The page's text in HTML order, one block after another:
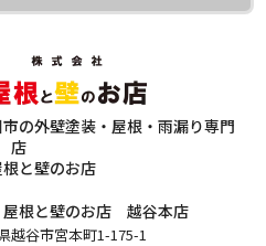
の外壁塗装・屋根・雨漏り専門
店
根と壁のお店
屋根と壁のお店 越谷本店
越谷市宮本町1-175-1